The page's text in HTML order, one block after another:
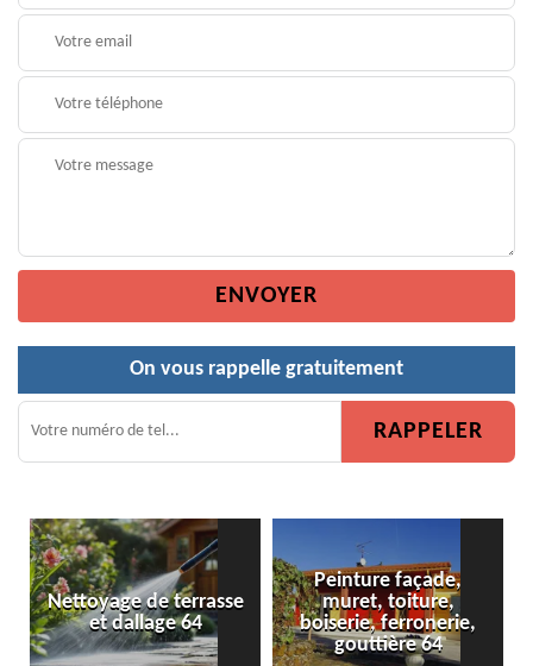
On vous rappelle gratuitement
Nettoyage de terrasse
et dallage 64
Peinture façade,
muret, toiture,
boiserie, ferronerie,
gouttière 64